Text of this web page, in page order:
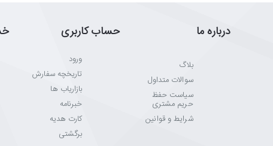
درباره ما
بلاگ
سوالات متداول
سیاست حفظ
حریم مشتری
شرایط و قوانین
حساب کاربری
ورود
تاریخچه سفارش
بازاریاب ها
خبرنامه
کارت هدیه
برگشتی